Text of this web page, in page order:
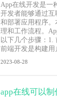
App在线开发是一
开发者能够通过
和部署应用程序
理和工作流程。
以下几个步骤：1.
前端开发是构建用
2023-08-28
app在线可以制